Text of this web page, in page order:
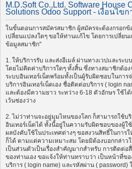
M.D.Soft Co.,Ltd. Software House
Solutions Odoo Support - เงื่อนไข
ในขั้นตอนการสมัครสมาชิก ผู้สมัครจะต้องกรอก
เปลี่ยนแปลงใดๆ ขอให้ท่านแก้ไข โดยการเปลี่ย
ข้อมูลสมาชิก"
1. ให้บริการรับ และส่งอีเมล์ ผ่านทางเวปและระ
โดยไม่คิดค่าบริการใดๆ ทั้งสิ้น ซึ่งทางสมาชิกต้อ
ระบบอินเทอร์เน็ตพร้อมทั้งเป็นผู้รับผิดชอบในกา
บริการอินเทอร์เน็ตเอง ชื่อติดต่อบริการ ( login
และต้องมีความยาว ระหว่าง 6-18 ตัวอักษร ใช้ไ
เว้นช่องว่าง
2. ไม่ว่าท่านจะอยู่มุมไหนของโลก ก็สามารถใช้บ
อินเทอร์เน็ตได้ ทั้งนี้อยู่ในความรับผิดชอบของผู้
ผลบังคับใช้ในประเทศต่างๆ ขอสงวนสิทธิ์ในการ
ก็ได้ ตามแต่ความเหมาะสม โดยมิต้องบอกกล่าว
เป็นส่วนตัวเป็นเรื่องสำคัญมากสำหรับ การติดต่อ
ของท่านเอง ขอแจ้งให้ท่านทราบว่า เป็นหน้าที่ข
บริการ ( login name) และรหัสผ่าน (